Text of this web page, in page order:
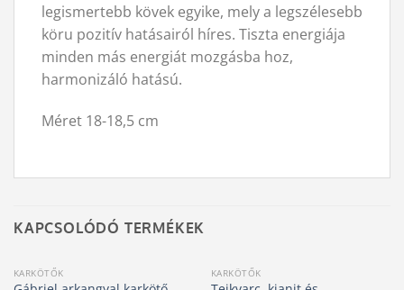
legismertebb kövek egyike, mely a legszélesebb
köru pozitív hatásairól híres. Tiszta energiája
minden más energiát mozgásba hoz,
harmonizáló hatású.
Méret 18-18,5 cm
KAPCSOLÓDÓ TERMÉKEK
KARKÖTŐK KARKÖTŐK